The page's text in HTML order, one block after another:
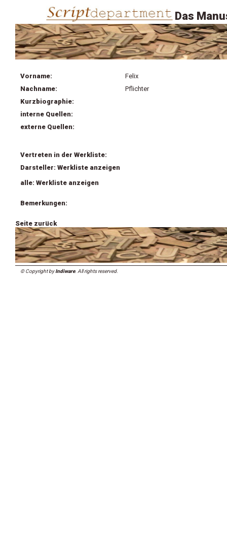
Das
Vorname:
Felix
Nachname:
Pflichter
Kurzbiographie:
interne Quellen:
externe Quellen:
Vertreten in der Werkliste:
Darsteller: Werkliste anzeigen
alle: Werkliste anzeigen
Bemerkungen:
Seite zurück
© Copyright byIndiware. All rights reserved.